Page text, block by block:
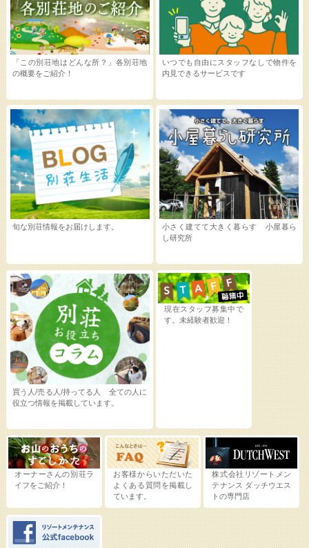
いつでも自由にスタッフなしで物件を
内見できるサービスです
旬な別荘情報をお届けします。
買う人/売る人/持ってる人 全ての人に
役立つ情報を掲載しています。
小さく建てて大きく暮らす 小屋暮ら
し研究所
「この別荘地はどんな所？」各別荘地
の概要をご紹介！
現在スタッフ募集中で
す。未経験者歓迎！
オーナーさんの別荘ラ
イフをご紹介！
お客様からいただいた
よくある質問を掲載し
ています。
株式会社リゾートメン
テナンス ダッチウエス
トの専門店